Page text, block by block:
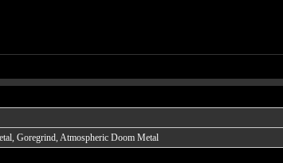
Goregrind, Atmospheric Doom Metal